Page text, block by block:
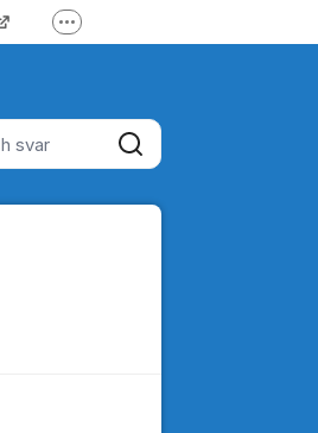
Sök
Fler supportlänkar